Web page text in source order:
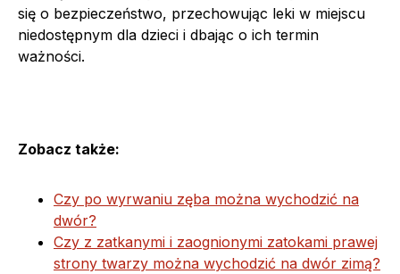
się o bezpieczeństwo, przechowując leki w miejscu
niedostępnym dla dzieci i dbając o ich termin
ważności.
Zobacz także:
Czy po wyrwaniu zęba można wychodzić na
dwór?
Czy z zatkanymi i zaognionymi zatokami prawej
strony twarzy można wychodzić na dwór zimą?